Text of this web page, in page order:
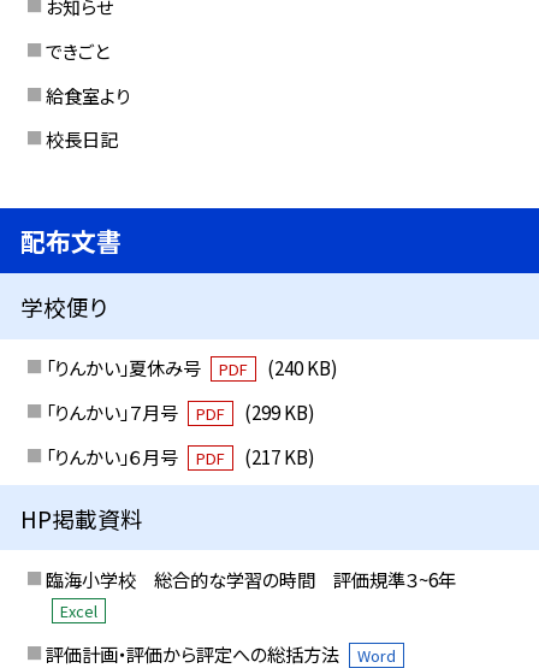
お知らせ
できごと
給食室より
校長日記
配布文書
学校便り
「りんかい」夏休み号 PDF
(240 KB)
「りんかい」７月号
PDF
(299 KB)
「りんかい」６月号
PDF (217 KB)
HP掲載資料
臨海小学校 総合的な学習の時間 評価規準３~6年
Excel
評価計画・評価から評定への総括方法 Word